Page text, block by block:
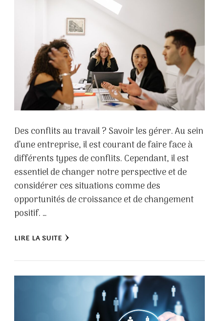
Des conflits au travail ? Savoir les gérer. Au sein
d’une entreprise, il est courant de faire face à
différents types de conflits. Cependant, il est
essentiel de changer notre perspective et de
considérer ces situations comme des
opportunités de croissance et de changement
positif. …
LIRE LA SUITE